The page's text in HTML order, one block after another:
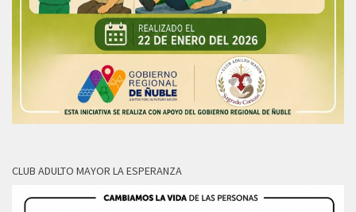
CLUB ADULTO MAYOR LA ESPERANZA